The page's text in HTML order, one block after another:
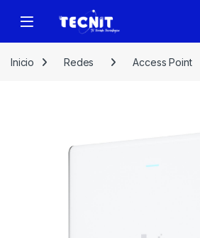
Inicio Redes Access Point